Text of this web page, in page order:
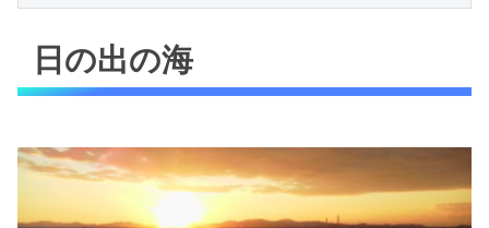
日の出の海